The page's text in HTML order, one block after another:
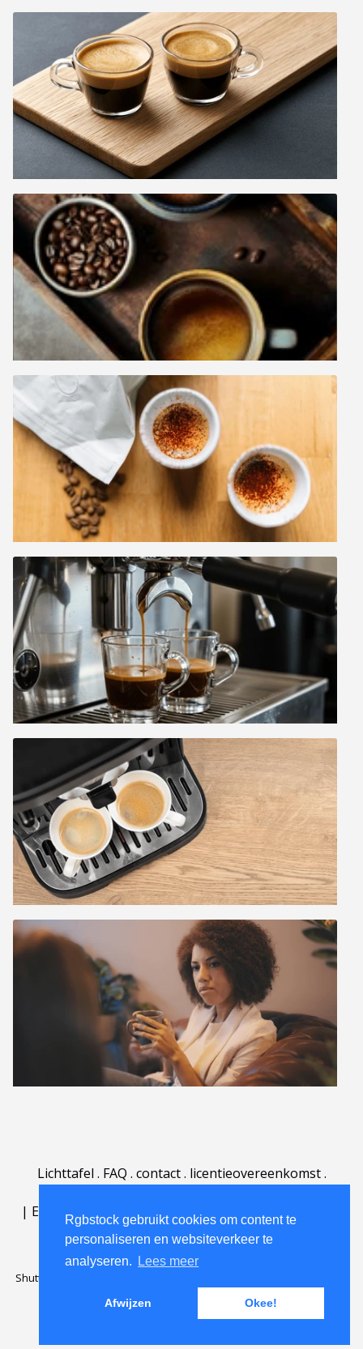
Rgbstock gebruikt cookies om content te
personaliseren en websiteverkeer te
analyseren.
Lees meer
Afwijzen Okee!
Lichttafel . FAQ . contact. licentieovereenkomst.
| English | Deutsch Español | Português
Nederlands|
Shutterstock official partner of Rgbstock
Rgbstock